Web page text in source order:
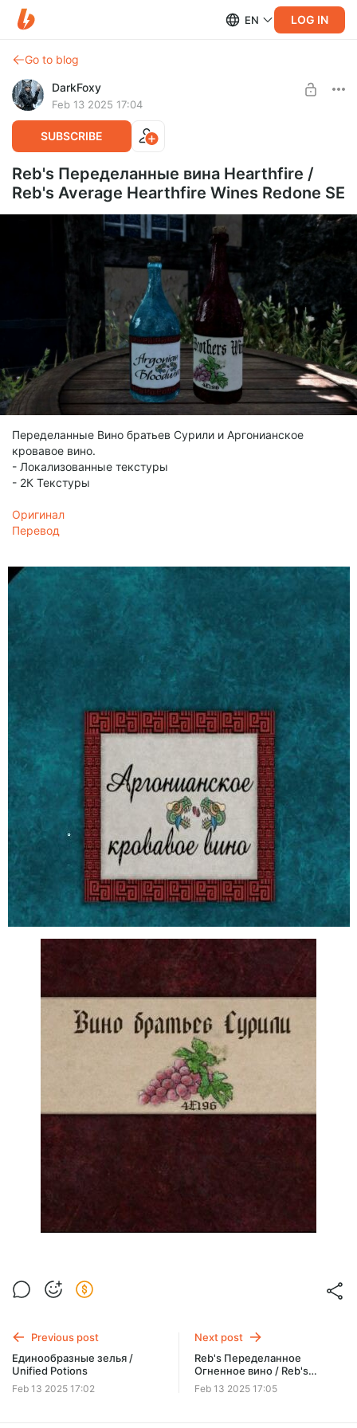
EN LOG IN
Go to blog
DarkFoxy
Feb 13 2025 17:04
SUBSCRIBE
Reb's Переделанные вина Hearthfire /
Reb's Average Hearthfire Wines Redone SE
Переделанные Вино братьев Сурили и Аргонианское
кровавое вино.
- Локализованные текстуры
- 2К Текстуры
Оригинал
Перевод
Previous post
Единообразные зелья /
Unified Potions
Feb 13 2025 17:02
Next post
Reb's Переделанное
Огненное вино / Reb's
Average Firebrand Wines SE
Feb 13 2025 17:05